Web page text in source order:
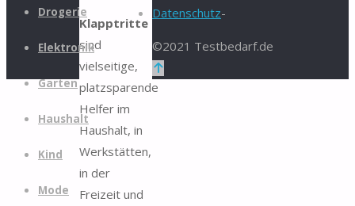
springenDrogerie
Elektronik
Garten
Haushalt
Kind
Mode
Klapptritte
sind
vielseitige,
platzsparende
Helfer im
Haushalt, in
Werkstätten,
in der
Freizeit und
Datenschutz-
©2021 Testbedarf.de
Zurück
nach